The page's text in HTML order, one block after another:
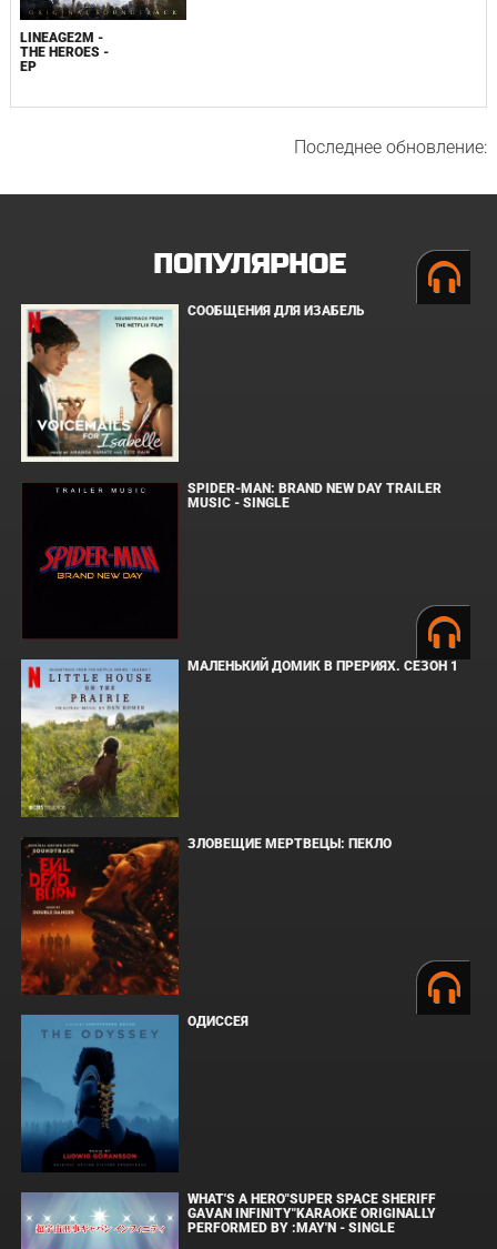
LINEAGE2M -
THE HEROES -
EP
Последнее обновление:
ПОПУЛЯРНОЕ
СООБЩЕНИЯ ДЛЯ ИЗАБЕЛЬ
SPIDER-MAN: BRAND NEW DAY TRAILER
MUSIC - SINGLE
МАЛЕНЬКИЙ ДОМИК В ПРЕРИЯХ. СЕЗОН 1
ЗЛОВЕЩИЕ МЕРТВЕЦЫ: ПЕКЛО
ОДИССЕЯ
WHAT'S A HERO"SUPER SPACE SHERIFF
GAVAN INFINITY"KARAOKE ORIGINALLY
PERFORMED BY :MAY'N - SINGLE